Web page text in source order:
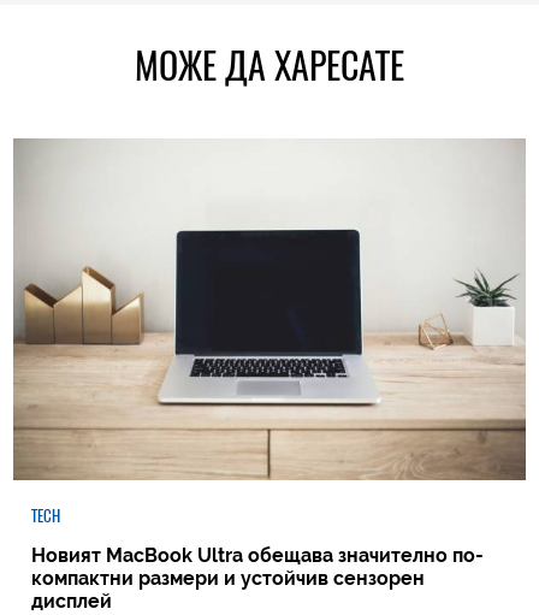
МОЖЕ ДА ХАРЕСАТЕ
TECH
Новият MacBook Ultra обещава значително по-
компактни размери и устойчив сензорен
дисплей